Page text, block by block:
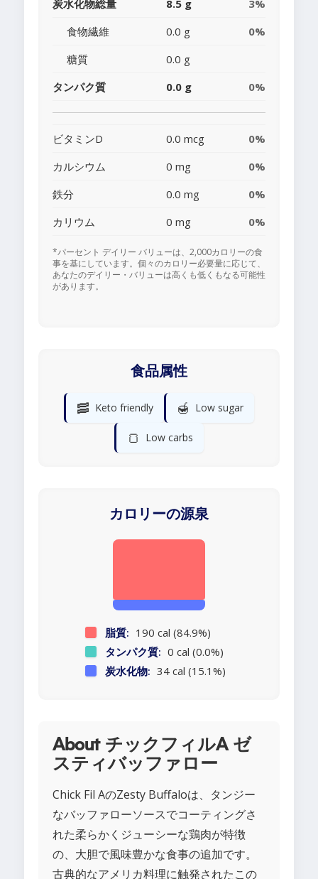
炭水化物総量 8.5 g
3%
食物繊維
0.0 g
0%
糖質
0.0 g
タンパク質
0.0 g 0%
ビタミンD 0.0 mcg
0%
カルシウム
0 mg
0%
鉄分
0.0 mg
0%
カリウム
0 mg 0%
*パーセント デイリー バリューは、2,000カロリーの食
事を基にしています。個々のカロリー必要量に応じて、
あなたのデイリー・バリューは高くも低くもなる可能性
があります。
食品属性
🥓 Keto friendly 🍯 Low sugar
🍞 Low carbs
カロリーの源泉
脂質: 190 cal (84.9%)
タンパク質: 0 cal (0.0%)
炭水化物: 34 cal (15.1%)
About チックフィルA ゼ
スティバッファロー
Chick Fil AのZesty Buffaloは、タンジー
なバッファローソースでコーティングさ
れた柔らかくジューシーな鶏肉が特徴
の、大胆で風味豊かな食事の追加です。
古典的なアメリカ料理に触発されたこの